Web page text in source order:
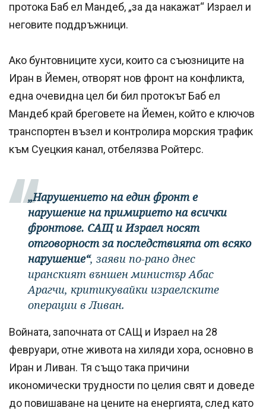
протока Баб ел Мандеб, „за да накажат“ Израел и
неговите поддръжници.
Ако бунтовниците хуси, които са съюзниците на
Иран в Йемен, отворят нов фронт на конфликта,
една очевидна цел би бил протокът Баб ел
Мандеб край бреговете на Йемен, който е ключов
транспортен възел и контролира морския трафик
към Суецкия канал, отбелязва Ройтерс.
„Нарушението на един фронт е
нарушение на примирието на всички
фронтове. САЩ и Израел носят
отговорност за последствията от всяко
нарушение“, заяви по-рано днес
иранският външен министър Абас
Арагчи, критикувайки израелските
операции в Ливан.
Войната, започната от САЩ и Израел на 28
февруари, отне живота на хиляди хора, основно в
Иран и Ливан. Тя също така причини
икономически трудности по целия свят и доведе
до повишаване на цените на енергията, след като